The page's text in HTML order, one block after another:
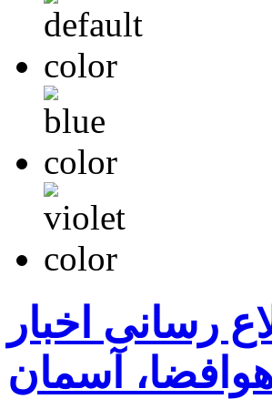
رسانی اخبار
آسمان